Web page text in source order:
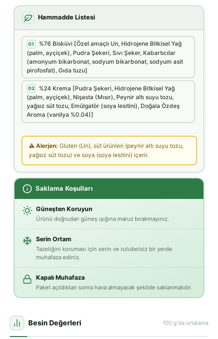
Hammadde Listesi
01
%76 Bisküvi [Özel amaçlı Un, Hidrojene Bitkisel Yağ
(palm, ayçiçek), Pudra Şekeri, Sıvı Şeker, Kabartıcılar
(amonyum bikarbonat, sodyum bikarbonat, sodyum asit
pirofosfat), Gıda tuzu]
02
%24 Krema [Pudra Şekeri, Hidrojene Bitkisel Yağ
(palm, ayçiçek), Nişasta (Mısır), Peynir altı suyu tozu,
yağsız süt tozu, Emülgatör (soya lesitini), Doğala Özdeş
Aroma (vanilya %0.04)]
⚠ Alerjen: Gluten (Un), süt ürünleri (peynir altı suyu tozu,
yağsız süt tozu) ve soya (soya lesitini) içerir.
Saklama Koşulları
Güneşten Koruyun
Ürünü doğrudan güneş ışığına maruz bırakmayınız.
Serin Ortam
Tazeliğini koruması için serin ve rutubetsiz bir yerde
muhafaza ediniz.
Kapalı Muhafaza
Paket açıldıktan sonra hava almayacak şekilde saklanmalıdır.
Besin Değerleri 100 g'da ortalama